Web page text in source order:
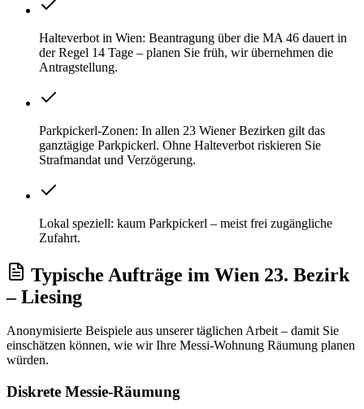
Halteverbot in Wien: Beantragung über die MA 46 dauert in
der Regel 14 Tage – planen Sie früh, wir übernehmen die
Antragstellung.
Parkpickerl-Zonen: In allen 23 Wiener Bezirken gilt das
ganztägige Parkpickerl. Ohne Halteverbot riskieren Sie
Strafmandat und Verzögerung.
Lokal speziell: kaum Parkpickerl – meist frei zugängliche
Zufahrt.
Typische Aufträge im Wien 23. Bezirk
– Liesing
Anonymisierte Beispiele aus unserer täglichen Arbeit – damit Sie
einschätzen können, wie wir Ihre Messi-Wohnung Räumung planen
würden.
Diskrete Messie-Räumung